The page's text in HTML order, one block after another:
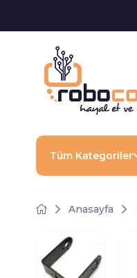
Tüm Kategoriler
Anasayfa